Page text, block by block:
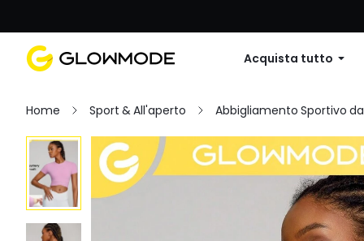
Acquista tutto
Home Sport & All'aperto Abbigliamento Sportivo